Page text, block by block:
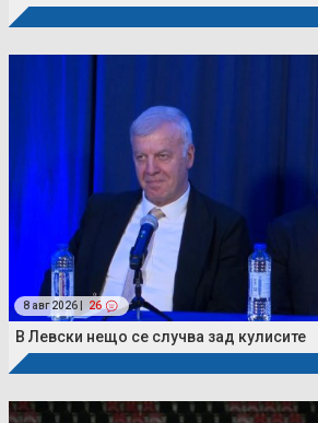
8 авг 2026 | 26
В Левски нещо се случва зад кулисите